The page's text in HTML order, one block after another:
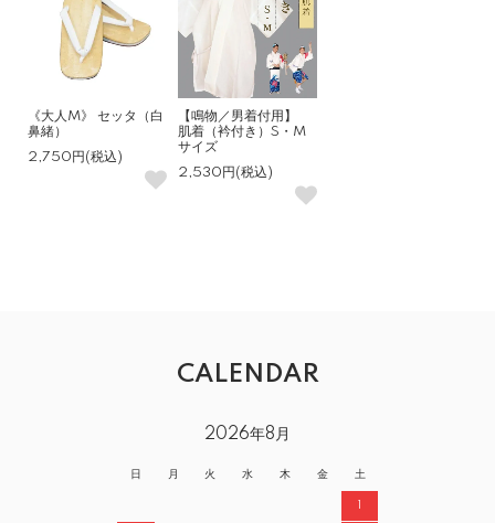
《大人M》 セッタ（白
鼻緒）
2,750円(税込)
【鳴物／男着付用】
肌着（衿付き）S・M
サイズ
2,530円(税込)
CALENDAR
2026年8月
日 月 火 水 木 金 土